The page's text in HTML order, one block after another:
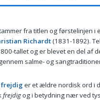
fra titlen og førstelinjen i
Richardt(1831-1892).
tallet og er blevet en del af
salme- og
frejdig er et ældre nordisk ord i
frejdigog i betydning nær ved